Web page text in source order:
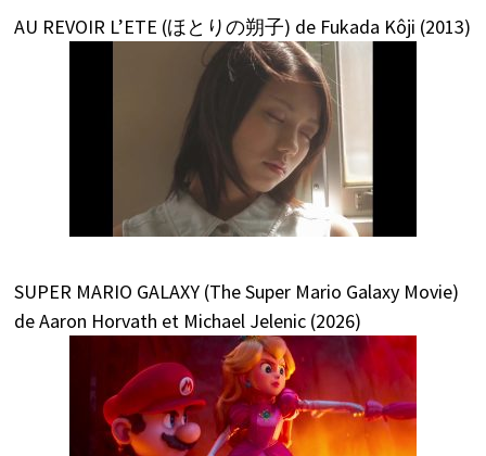
AU REVOIR L’ETE (ほとりの朔子) de Fukada Kôji (2013)
SUPER MARIO GALAXY (The Super Mario Galaxy Movie)
de Aaron Horvath et Michael Jelenic (2026)